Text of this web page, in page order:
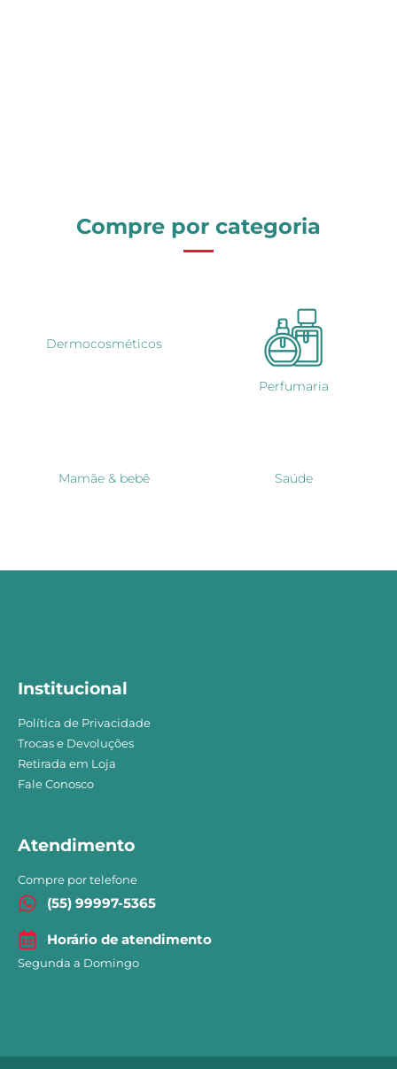
Compre por categoria
Dermocosméticos
Perfumaria
Mamãe & bebê Saúde
Institucional
Política de Privacidade
Trocas e Devoluções
Retirada em Loja
Fale Conosco
Atendimento
Compre por telefone
(55) 99997-5365
Horário de atendimento
Segunda a Domingo